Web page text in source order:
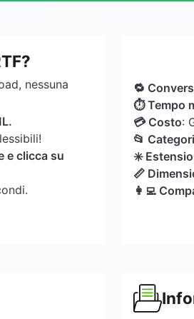
nessuna
e clicca su
🔁
⏱ Tempo
💳 Costo:
📂
✳️
📏
👩‍💻